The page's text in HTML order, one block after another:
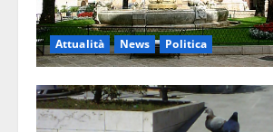
Attualità News Politica